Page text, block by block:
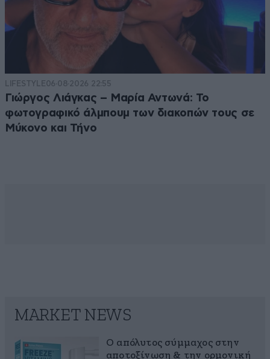
LIFESTYLE06·08·2026 22:55
Γιώργος Λιάγκας – Μαρία Αντωνά: Το
φωτογραφικό άλμπουμ των διακοπών τους σε
Μύκονο και Τήνο
MARKET NEWS
Ο απόλυτος σύμμαχος στην
αποτοξίνωση & την ορμονική